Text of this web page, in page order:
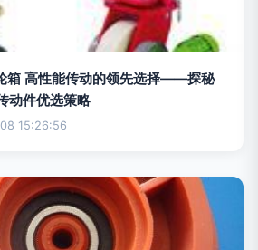
箱 高性能传动的领先选择——探秘
动件优选策略
15:26:56